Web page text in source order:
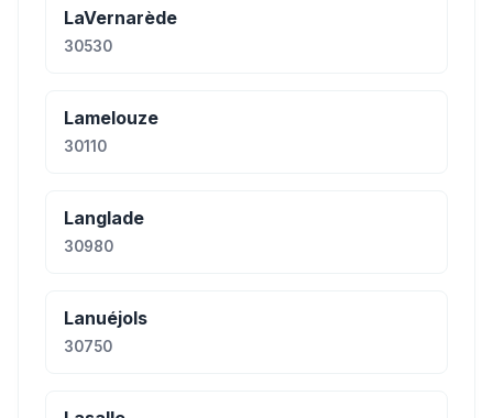
LaVernarède
30530
Lamelouze
30110
Langlade
30980
Lanuéjols
30750